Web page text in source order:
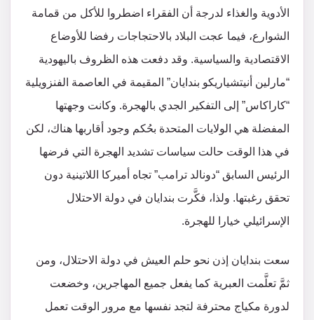
الأدوية والغذاء لدرجة أن الفقراء اضطروا للأكل من قمامة
الشوارع، فيما عجت البلاد بالاحتجاجات رفضا للأوضاع
الاقتصادية والسياسية. وقد دفعت هذه الظروف باليهودية
“مارلين أنيتشياريكو بندايان” المقيمة في العاصمة الفنزويلية
“كاراكاس” إلى التفكير الجدي بالهجرة. وكانت وجهتها
المفضلة هي الولايات المتحدة بحُكم وجود أقاربها هناك، لكن
في هذا الوقت حالت سياسات تشديد الهجرة التي فرضها
الرئيس السابق “دونالد ترامب” تجاه أميركا اللاتينية دون
تحقق رغبتها. ولذا، فكَّرت بندايان في دولة الاحتلال
الإسرائيلي خيارا للهجرة.
سعت بندايان إذن نحو حلم العيش في دولة الاحتلال، ومن
ثمَّ تعلَّمت العبرية كما يفعل جميع المهاجرين، وخضعت
لدورة مكياج محترفة لتجد نفسها مع مرور الوقت تعمل